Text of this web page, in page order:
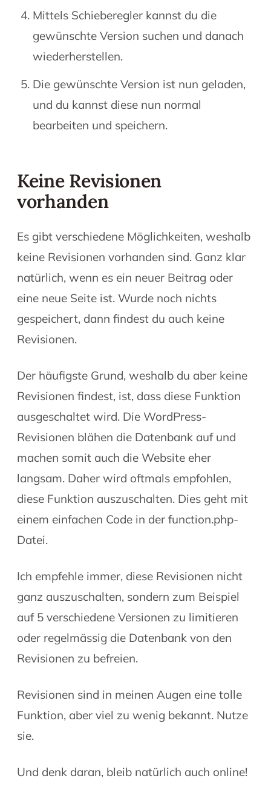
Mittels Schieberegler kannst du die
gewünschte Version suchen und danach
wiederherstellen.
Die gewünschte Version ist nun geladen,
und du kannst diese nun normal
bearbeiten und speichern.
Keine Revisionen
vorhanden
Es gibt verschiedene Möglichkeiten, weshalb
keine Revisionen vorhanden sind. Ganz klar
natürlich, wenn es ein neuer Beitrag oder
eine neue Seite ist. Wurde noch nichts
gespeichert, dann findest du auch keine
Revisionen.
Der häufigste Grund, weshalb du aber keine
Revisionen findest, ist, dass diese Funktion
ausgeschaltet wird. Die WordPress-
Revisionen blähen die Datenbank auf und
machen somit auch die Website eher
langsam. Daher wird oftmals empfohlen,
diese Funktion auszuschalten. Dies geht mit
einem einfachen Code in der function.php-
Datei.
Ich empfehle immer, diese Revisionen nicht
ganz auszuschalten, sondern zum Beispiel
auf 5 verschiedene Versionen zu limitieren
oder regelmässig die Datenbank von den
Revisionen zu befreien.
Revisionen sind in meinen Augen eine tolle
Funktion, aber viel zu wenig bekannt. Nutze
sie.
Und denk daran, bleib natürlich auch online!